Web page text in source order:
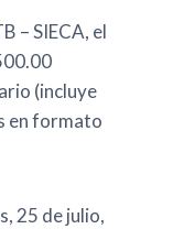
– SIECA, el
(incluye
en formato
25 de julio,